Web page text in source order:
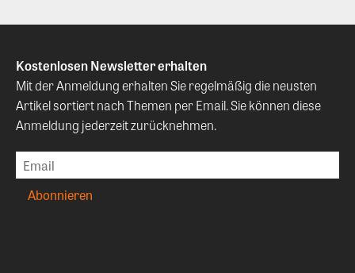
Kostenlosen Newsletter erhalten
Mit der Anmeldung erhalten Sie regelmäßig die neusten
Artikel sortiert nach Themen per Email. Sie können diese
Anmeldung jederzeit zurücknehmen.